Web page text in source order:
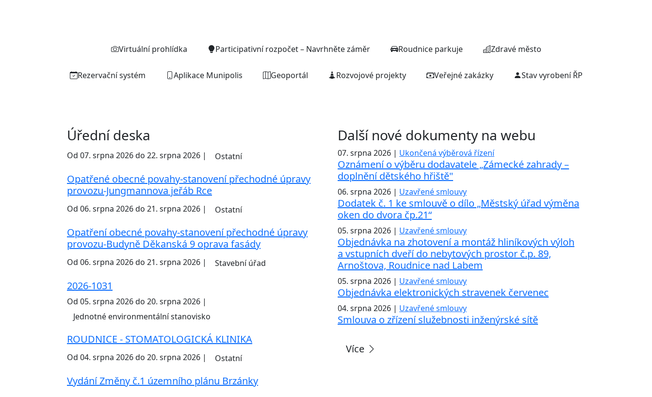
Virtuální prohlídka Participativní rozpočet – Navrhněte záměr Roudnice parkuje Zdravé město
Rezervační systém Aplikace Munipolis Geoportál Rozvojové projekty Veřejné zakázky Stav vyrobení ŘP
Úřední deska
Od 07. srpna 2026 do 22. srpna 2026 | Ostatní
Opatřené obecné povahy-stanovení přechodné úpravy
provozu-Jungmannova jeřáb Rce
Od 06. srpna 2026 do 21. srpna 2026 | Ostatní
Opatření obecné povahy-stanovení přechodné úpravy
provozu-Budyně Děkanská 9 oprava fasády
Od 06. srpna 2026 do 21. srpna 2026 | Stavební úřad
2026-1031
Od 05. srpna 2026 do 20. srpna 2026 |
Jednotné environmentální stanovisko
ROUDNICE - STOMATOLOGICKÁ KLINIKA
Od 04. srpna 2026 do 20. srpna 2026 | Ostatní
Vydání Změny č.1 územního plánu Brzánky
Další nové dokumenty na webu
07. srpna 2026 | Ukončená výběrová řízení
Oznámení o výběru dodavatele „Zámecké zahrady –
doplnění dětského hřiště"
06. srpna 2026 | Uzavřené smlouvy
Dodatek č. 1 ke smlouvě o dílo „Městský úřad výměna
oken do dvora čp.21“
05. srpna 2026 | Uzavřené smlouvy
Objednávka na zhotovení a montáž hliníkových výloh
a vstupních dveří do nebytových prostor č.p. 89,
Arnoštova, Roudnice nad Labem
05. srpna 2026 | Uzavřené smlouvy
Objednávka elektronických stravenek červenec
04. srpna 2026 | Uzavřené smlouvy
Smlouva o zřízení služebnosti inženýrské sítě
Více